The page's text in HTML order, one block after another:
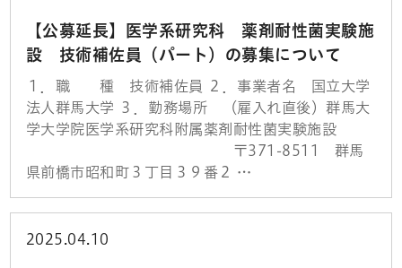
【公募延長】医学系研究科 薬剤耐性菌実験施
設 技術補佐員（パート）の募集について
１．職 種 技術補佐員 ２．事業者名 国立大学
法人群馬大学 ３．勤務場所 （雇入れ直後）群馬大
学大学院医学系研究科附属薬剤耐性菌実験施設
〒371-8511 群馬
県前橋市昭和町３丁目３９番２ …
2025.04.10